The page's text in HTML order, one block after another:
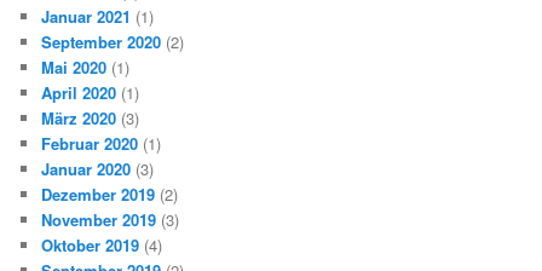
Januar 2021 (1)
September 2020 (2)
Mai 2020 (1)
April 2020 (1)
März 2020 (3)
Februar 2020 (1)
Januar 2020 (3)
Dezember 2019 (2)
November 2019 (3)
Oktober 2019 (4)